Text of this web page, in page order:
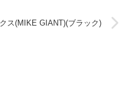
ス(MIKE GIANT)(ブラック)